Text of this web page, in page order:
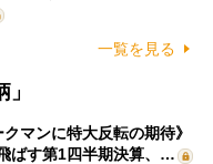
一覧を見る
マンに特大反転の期待》
ばす第1四半期決算、…